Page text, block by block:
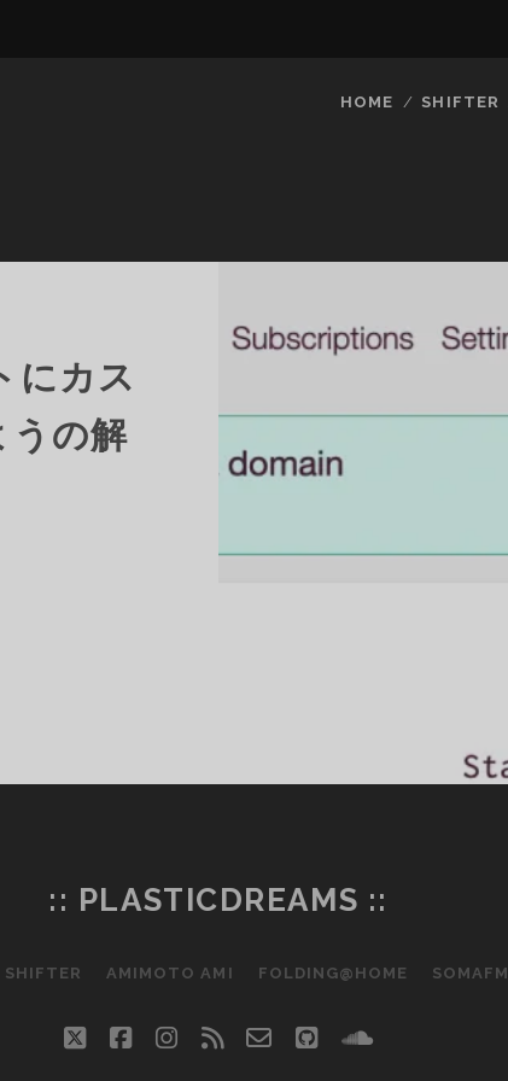
HOME SHIFTER
にカス
うの解
:: PLASTICDREAMS ::
SHIFTER AMIMOTO AMI FOLDING@HOME SOMAFM
twitterfacebookinstagram
rss email-githubsoundcloud